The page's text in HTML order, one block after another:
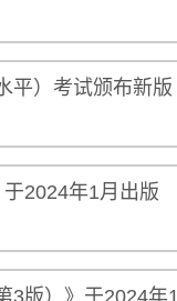
平）考试颁布新
2024年1月出版
3版）》于2024年